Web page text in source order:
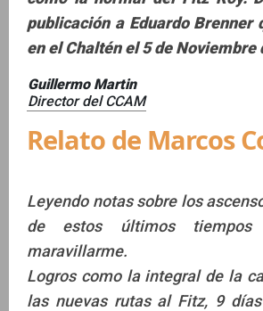
publicación a Eduardo Brenner
en el Chaltén el 5 de Noviembre
Guillermo Martin
Director del CCAM
Relato de Marcos
Leyendo notas sobre los
de estos últimos
maravillarme.
Logros como la integral de la
las nuevas rutas al Fitz, 9